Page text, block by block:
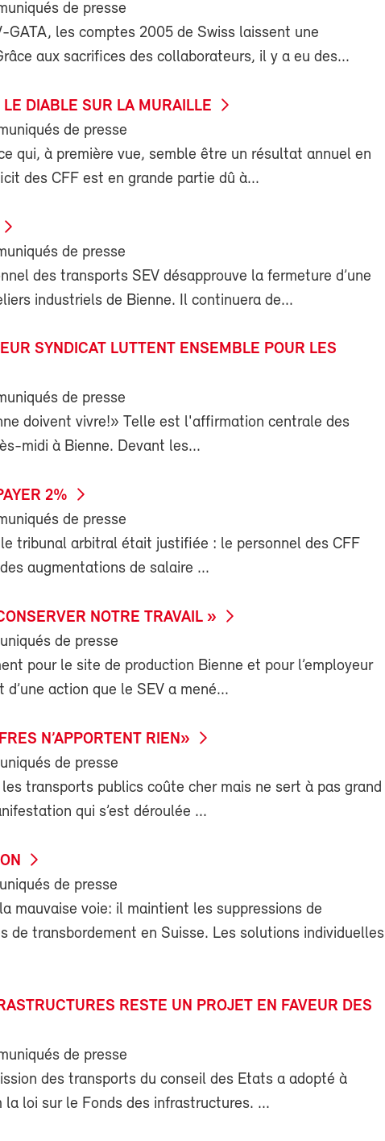
de presse
GATA, les comptes 2005 de Swiss laissent une
aux sacrifices des collaborateurs, il y a eu des...
DIABLE SUR LA MURAILLE
de presse
qui, à première vue, semble être un résultat annuel en
des CFF est en grande partie dû à...
de presse
des transports SEV désapprouve la fermeture d’une
industriels de Bienne. Il continuera de...
SYNDICAT LUTTENT ENSEMBLE POUR LES
de presse
doivent vivre!» Telle est l'affirmation centrale des
midi à Bienne. Devant les...
2%
de presse
tribunal arbitral était justifiée : le personnel des CFF
augmentations de salaire ...
NOTRE TRAVAIL »
de presse
pour le site de production Bienne et pour l’employeur
d’une action que le SEV a mené...
N’APPORTENT RIEN»
de presse
transports publics coûte cher mais ne sert à pas grand
qui s’est déroulée ...
de presse
mauvaise voie: il maintient les suppressions de
de transbordement en Suisse. Les solutions individuelles
RESTE UN PROJET EN FAVEUR DES
de presse
des transports du conseil des Etats a adopté à
la loi sur le Fonds des infrastructures. ...